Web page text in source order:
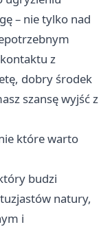
– nie tylko nad
z
dobry środek
szansę wyjść z
które warto
budzi
natury,
i